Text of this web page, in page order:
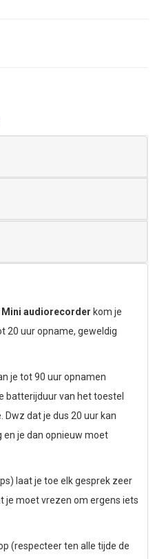
Mini audiorecorder kom je
20 uur opname, geweldig
je tot 90 uur opnamen
batterijduur van het toestel
dat je dus 20 uur kan
je dan opnieuw moet
laat je toe elk gesprek zeer
je moet vrezen om ergens iets
(respecteer ten alle tijde de